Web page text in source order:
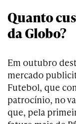
Quanto
da Globo?
Em outubro
mercado
Futebol, que
patrocínio, no
que, pela